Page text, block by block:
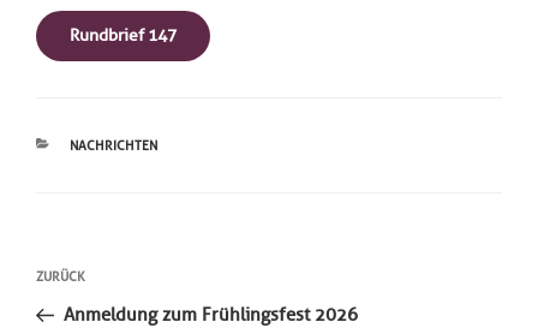
Rundbrief 147
KATEGORIEN
NACHRICHTEN
Beitragsnavigation
Vorheriger
Beitrag
ZURÜCK
Anmeldung zum Frühlingsfest 2026